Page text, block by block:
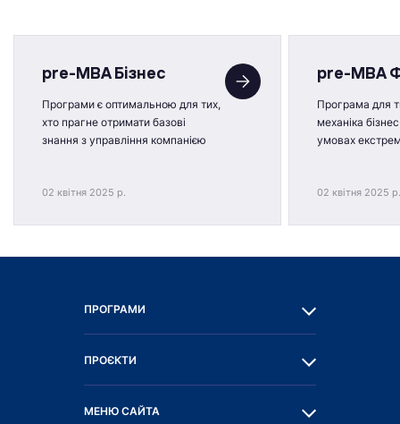
pre-MBA Бізнес
Програми є оптимальною для тих,
хто прагне отримати базові
знання з управління компанією
02 квітня 2025 р.
pre-MBA
Програма для
механіка
умовах
02 квітня 2025 р.
ПРОГРАМИ
ПРОЄКТИ
МЕНЮ САЙТА